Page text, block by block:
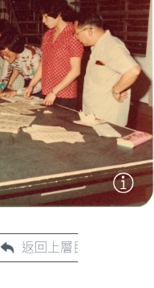
，本地的華文文學漸
、戲劇、評論於大成
萄牙作家的足跡，如
作品。另外，本地的
李安樂、江蓮達、飛
學面貌更為豐富和多
返回上層目錄